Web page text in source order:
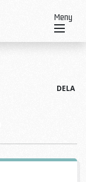
Meny
DELA